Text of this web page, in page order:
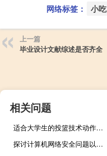
网络标签： 小吃
上一篇
毕业设计文献综述是否齐全
相关问题
适合大学生的投篮技术动作练习的教学方法,谁有篮球技术分析课程计划，应该是全面的，并作为教师的能力...
探讨计算机网络安全问题以及防护技术问题,需要考虑计算机网络安全的哪些方面？跪下。